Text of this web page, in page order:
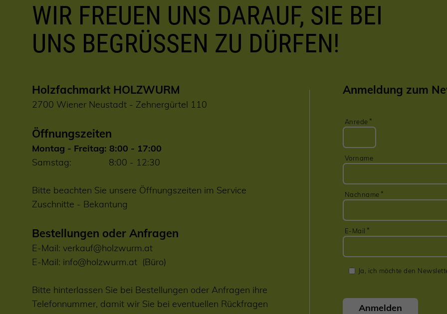
WIR FREUEN UNS DARAUF, SIE BEI
UNS BEGRÜSSEN ZU DÜRFEN!
Holzfachmarkt HOLZWURM
2700 Wiener Neustadt - Zehnergürtel 110
Öffnungszeiten
Montag - Freitag: 8:00 - 17:00
Samstag: 8:00 - 12:30
Bitte beachten Sie unsere Öffnungszeiten im Service
Zuschnitte - Bekantung
Bestellungen oder Anfragen
E-Mail: verkauf@holzwurm.at
E-Mail: info@holzwurm.at (Büro)
Bitte hinterlassen Sie bei Bestellungen oder Anfragen ihre
Telefonnummer, damit wir Sie bei eventuellen Rückfragen
Anmeldung zum
Anrede
Vorname
Nachname
E-Mail
Ja, ich möchte den
Anmelden